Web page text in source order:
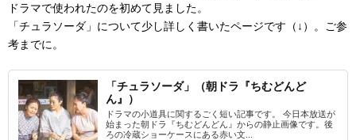
ドラマで使われたのを初めて見ました。
「チュラソーダ」について少し詳しく書いたページです（↓）。ご参
考までに。
「チュラソーダ」（朝ドラ『ちむどんど
ん』）
ドラマの小道具に関するごく短い記事です。 今日本放送が
始まった朝ドラ『ちむどんどん』からの静止画像です。後
ろの冷蔵ショーケースにある赤い文...